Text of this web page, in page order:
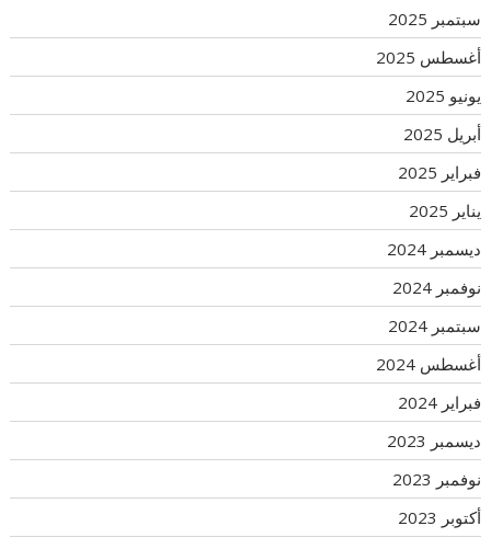
سبتمبر 2025
أغسطس 2025
يونيو 2025
أبريل 2025
فبراير 2025
يناير 2025
ديسمبر 2024
نوفمبر 2024
سبتمبر 2024
أغسطس 2024
فبراير 2024
ديسمبر 2023
نوفمبر 2023
أكتوبر 2023